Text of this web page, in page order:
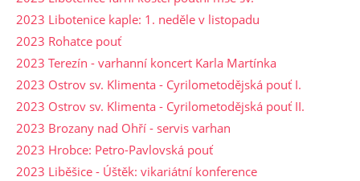
2023 Libotenice kaple: 1. neděle v listopadu
2023 Rohatce pouť
2023 Terezín - varhanní koncert Karla Martínka
2023 Ostrov sv. Klimenta - Cyrilometodějská pouť I.
2023 Ostrov sv. Klimenta - Cyrilometodějská pouť II.
2023 Brozany nad Ohří - servis varhan
2023 Hrobce: Petro-Pavlovská pouť
2023 Liběšice - Úštěk: vikariátní konference